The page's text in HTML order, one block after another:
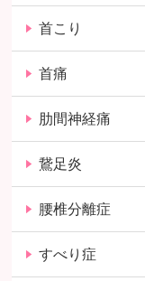
首こり
首痛
肋間神経痛
鵞足炎
腰椎分離症
すべり症